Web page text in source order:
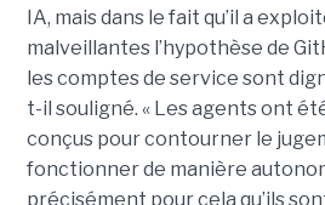
IA, mais dans le fait qu’il a
malveillantes l’hypothèse de
les comptes de service sont
t-il souligné. « Les agents ont
conçus pour contourner le
fonctionner de manière
précisément pour cela qu’ils